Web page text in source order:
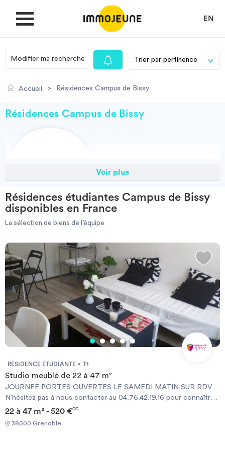
EN
MON COMPTE
Villes
Blog
Modifier ma recherche
Accueil > Résidences Campus de Bissy
Résidences Campus de Bissy
Voir plus
Résidences étudiantes Campus de Bissy
disponibles en France
La sélection de biens de l’équipe
RÉSIDENCE ÉTUDIANTE T1
Studio meublé de 22 à 47 m²
JOURNEE PORTES OUVERTES LE SAMEDI MATIN SUR RDV
N’hésitez pas à nous contacter au 04.76.42.19.16 pour connaître
nos disponibilités ! Grâce à ses nombreux équipements et à son
cadre naturel unique, Grenoble est la ville idéale pour tout sportif
et amoureux de la nature : à la fois située à proximité des plus
22 à 47 m² - 520 €CC
38000 Grenoble